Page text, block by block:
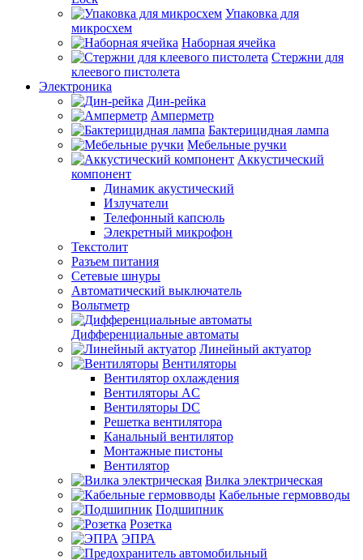
Упаковка для
микросхем
Наборная ячейка
Стержни для
клеевого пистолета
Электроника
Дин-рейка
Амперметр
Бактерицидная лампа
Мебельные ручки
Аккустический
компонент
Динамик акустический
Излучатели
Телефонный капсюль
Элекретный микрофон
Текстолит
Разъем питания
Сетевые шнуры
Автоматический выключатель
Вольтметр
Дифференциальные автоматы
Линейный актуатор
Вентиляторы
Вентилятор охлаждения
Вентиляторы AC
Вентиляторы DC
Решетка вентилятора
Канальный вентилятор
Монтажные пистоны
Вентилятор
Вилка электрическая
Кабельные гермовводы
Подшипник
Розетка
ЭПРА